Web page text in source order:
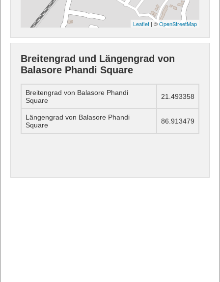
Leaflet | ©OpenStreetMap
Breitengrad und Längengrad von
Balasore Phandi Square
Breitengrad von Balasore Phandi
Square
21.493358
Längengrad von Balasore Phandi
Square
86.913479